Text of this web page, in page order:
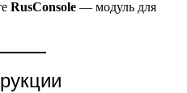
RusConsole — модуль для